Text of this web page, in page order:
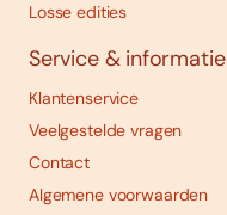
Losse edities
Service & informatie
Klantenservice
Veelgestelde vragen
Contact
Algemene voorwaarden